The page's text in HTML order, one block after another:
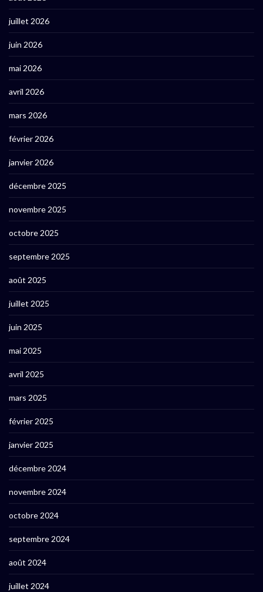
juillet 2026
juin 2026
mai 2026
avril 2026
mars 2026
février 2026
janvier 2026
décembre 2025
novembre 2025
octobre 2025
septembre 2025
août 2025
juillet 2025
juin 2025
mai 2025
avril 2025
mars 2025
février 2025
janvier 2025
décembre 2024
novembre 2024
octobre 2024
septembre 2024
août 2024
juillet 2024